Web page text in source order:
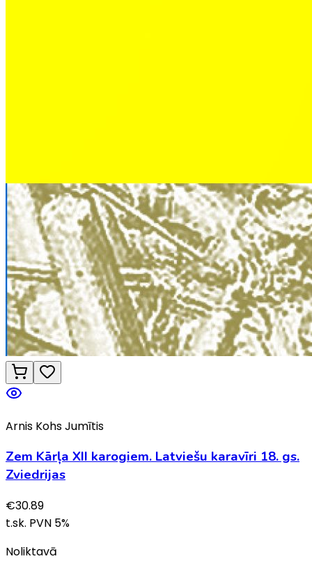
Arnis Kohs Jumītis
Zem Kārļa XII karogiem. Latviešu karavīri 18. gs.
Zviedrijas
€30.89
t.sk. PVN 5%
Noliktavā